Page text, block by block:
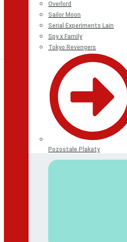
Overlord
Sailor Moon
Serial Experiments Lain
Spy x Family
Tokyo Revengers
Pozostałe Plakaty